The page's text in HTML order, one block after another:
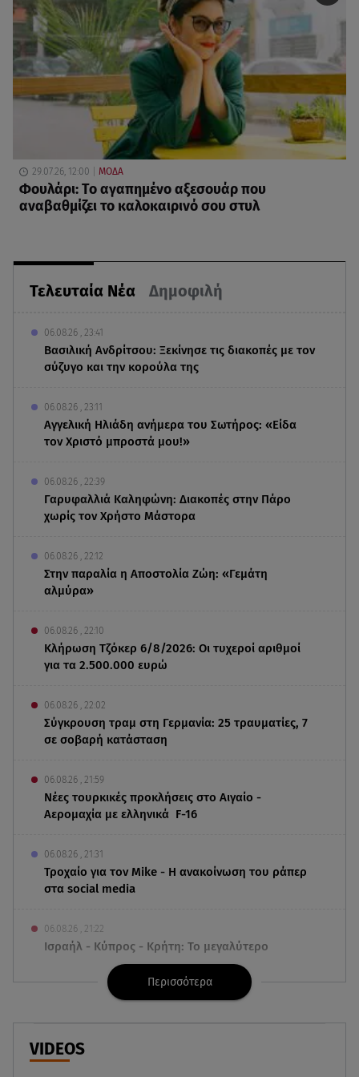
Τελευταία Νέα Δημοφιλή
06.08.26 , 23:41
Βασιλική Ανδρίτσου: Ξεκίνησε τις διακοπές με τον
σύζυγο και την κορούλα της
06.08.26 , 23:11
Αγγελική Ηλιάδη ανήμερα του Σωτήρος: «Είδα
τον Χριστό μπροστά μου!»
06.08.26 , 22:39
Γαρυφαλλιά Καληφώνη: Διακοπές στην Πάρο
χωρίς τον Χρήστο Μάστορα
06.08.26 , 22:12
Στην παραλία η Αποστολία Ζώη: «Γεμάτη
αλμύρα»
06.08.26 , 22:10
Κλήρωση Τζόκερ 6/8/2026: Οι τυχεροί αριθμοί
για τα 2.500.000 ευρώ
06.08.26 , 22:02
Σύγκρουση τραμ στη Γερμανία: 25 τραυματίες, 7
σε σοβαρή κατάσταση
06.08.26 , 21:59
Νέες τουρκικές προκλήσεις στο Αιγαίο -
Αερομαχία με ελληνικά F-16
06.08.26 , 21:31
Τροχαίο για τον Mike - Η ανακοίνωση του ράπερ
στα social media
06.08.26 , 21:22
Ισραήλ - Κύπρος - Κρήτη: Το μεγαλύτερο
υποθαλάσσιο καλώδιο στον κόσμο
Motor Oil: Δωρεά πυροσβεστικών οχημάτων και
Περισσότερα
VIDEOS
29.07.26, 12:00 ΜΟΔΑ
Φουλάρι: Το αγαπημένο αξεσουάρ που
αναβαθμίζει το καλοκαιρινό σου στυλ